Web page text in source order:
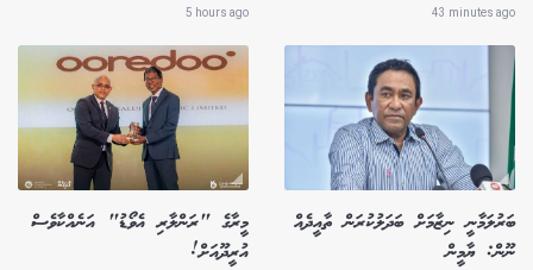
43 minutes ago
5 hours ago
ބަރުލަމާނީ ނިޒާމަށް ބަދަލުކުރަން ތާއީދެއް
ނޫން: ޔާމީން
މީރާގެ "ރަންލާރި އެވޯޑު" އަނެއްކާވެސް
އުރީދޫއަށް!